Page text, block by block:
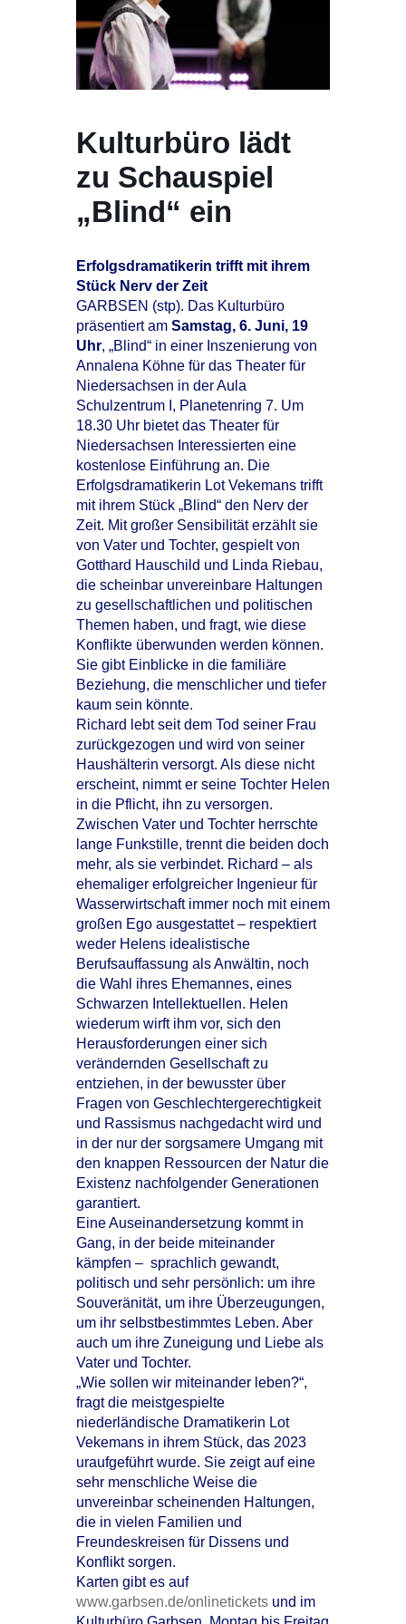
Kulturbüro lädt
zu Schauspiel
„Blind“ ein
Erfolgsdramatikerin trifft mit ihrem
Stück Nerv der Zeit
GARBSEN (stp). Das Kulturbüro
präsentiert am Samstag, 6. Juni, 19
Uhr, „Blind“ in einer Inszenierung von
Annalena Köhne für das Theater für
Niedersachsen in der Aula
Schulzentrum I, Planetenring 7. Um
18.30 Uhr bietet das Theater für
Niedersachsen Interessierten eine
kostenlose Einführung an. Die
Erfolgsdramatikerin Lot Vekemans trifft
mit ihrem Stück „Blind“ den Nerv der
Zeit. Mit großer Sensibilität erzählt sie
von Vater und Tochter, gespielt von
Gotthard Hauschild und Linda Riebau,
die scheinbar unvereinbare Haltungen
zu gesellschaftlichen und politischen
Themen haben, und fragt, wie diese
Konflikte überwunden werden können.
Sie gibt Einblicke in die familiäre
Beziehung, die menschlicher und tiefer
kaum sein könnte.
Richard lebt seit dem Tod seiner Frau
zurückgezogen und wird von seiner
Haushälterin versorgt. Als diese nicht
erscheint, nimmt er seine Tochter Helen
in die Pflicht, ihn zu versorgen.
Zwischen Vater und Tochter herrschte
lange Funkstille, trennt die beiden doch
mehr, als sie verbindet. Richard – als
ehemaliger erfolgreicher Ingenieur für
Wasserwirtschaft immer noch mit einem
großen Ego ausgestattet – respektiert
weder Helens idealistische
Berufsauffassung als Anwältin, noch
die Wahl ihres Ehemannes, eines
Schwarzen Intellektuellen. Helen
wiederum wirft ihm vor, sich den
Herausforderungen einer sich
verändernden Gesellschaft zu
entziehen, in der bewusster über
Fragen von Geschlechtergerechtigkeit
und Rassismus nachgedacht wird und
in der nur der sorgsamere Umgang mit
den knappen Ressourcen der Natur die
Existenz nachfolgender Generationen
garantiert.
Eine Auseinandersetzung kommt in
Gang, in der beide miteinander
kämpfen – sprachlich gewandt,
politisch und sehr persönlich: um ihre
Souveränität, um ihre Überzeugungen,
um ihr selbstbestimmtes Leben. Aber
auch um ihre Zuneigung und Liebe als
Vater und Tochter.
„Wie sollen wir miteinander leben?“,
fragt die meistgespielte
niederländische Dramatikerin Lot
Vekemans in ihrem Stück, das 2023
uraufgeführt wurde. Sie zeigt auf eine
sehr menschliche Weise die
unvereinbar scheinenden Haltungen,
die in vielen Familien und
Freundeskreisen für Dissens und
Konflikt sorgen.
Karten gibt es auf
www.garbsen.de/onlinetickets und im